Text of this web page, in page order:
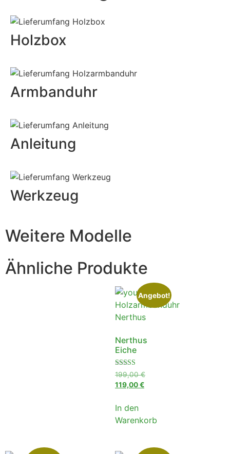
Holzbox
Armbanduhr
Anleitung
Werkzeug
Weitere Modelle
Ähnliche Produkte
Angebot!
Nerthus
Eiche
Bewertet
mit
4.75
199,00€
119,00€
In den
Warenkorb